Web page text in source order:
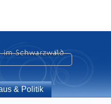
& Politik